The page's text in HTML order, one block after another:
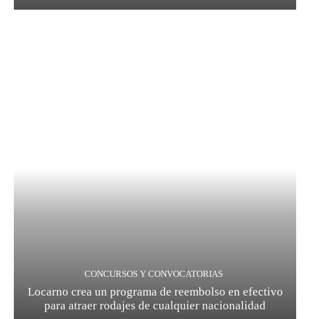
CONCURSOS Y CONVOCATORIAS
Locarno crea un programa de reembolso en efectivo
para atraer rodajes de cualquier nacionalidad